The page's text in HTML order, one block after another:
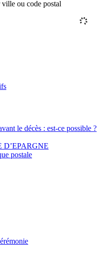
ville ou code postal
le décès : est-ce possible ?
D’EPARGNE
postale